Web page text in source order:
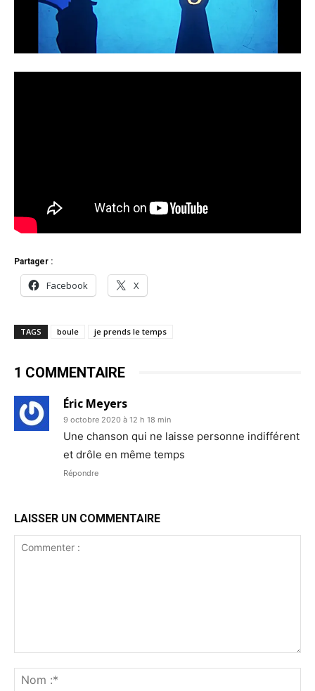
Partager :
Facebook X
TAGS boule je prends le temps
1 COMMENTAIRE
Éric Meyers
9 octobre 2020 à 12 h 18 min
Une chanson qui ne laisse personne indifférent
et drôle en même temps
Répondre
LAISSER UN COMMENTAIRE